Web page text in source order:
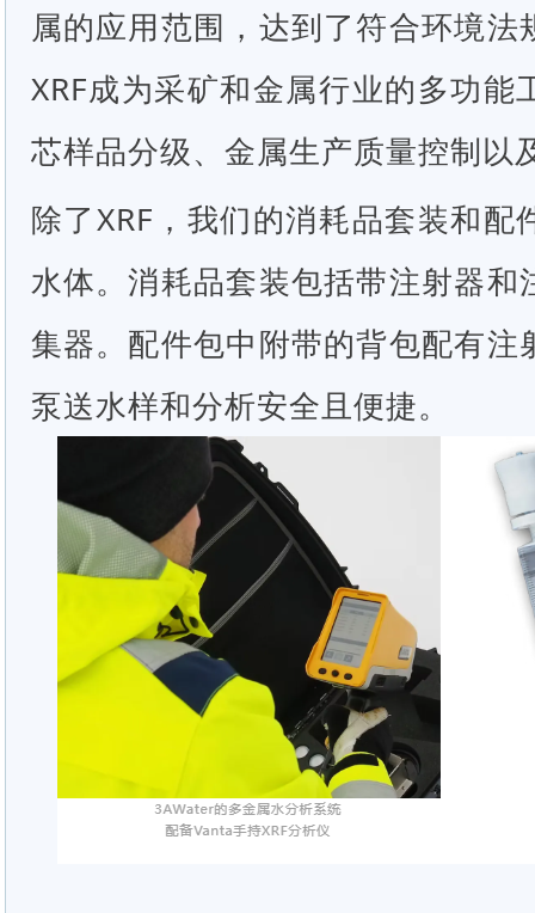
属的应用范围，达到了符合环境
XRF成为采矿和金属行业的多功能
芯样品分级、金属生产质量控制以
除了XRF，我们的消耗品套装和
水体。消耗品套装包括带注射器和
集器。配件包中附带的背包配有注
泵送水样和分析安全且便捷。